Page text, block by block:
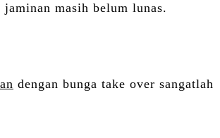
masih belum lunas.
dengan bunga take over sangatlah